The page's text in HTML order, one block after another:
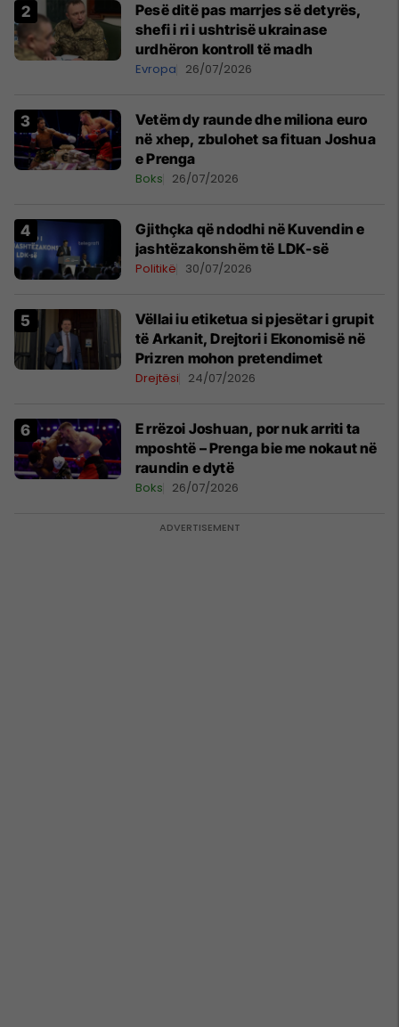
Pesë ditë pas marrjes së detyrës,
shefi i ri i ushtrisë ukrainase
urdhëron kontroll të madh
Evropa 26/07/2026
Vetëm dy raunde dhe miliona euro
në xhep, zbulohet sa fituan Joshua
e Prenga
Boks 26/07/2026
Gjithçka që ndodhi në Kuvendin e
jashtëzakonshëm të LDK-së
Politikë 30/07/2026
Vëllai iu etiketua si pjesëtar i grupit
të Arkanit, Drejtori i Ekonomisë në
Prizren mohon pretendimet
Drejtësi 24/07/2026
E rrëzoi Joshuan, por nuk arriti ta
mposhtë – Prenga bie me nokaut në
raundin e dytë
Boks 26/07/2026